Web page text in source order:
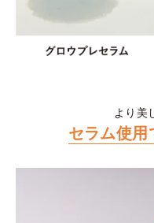
より美
セラム使